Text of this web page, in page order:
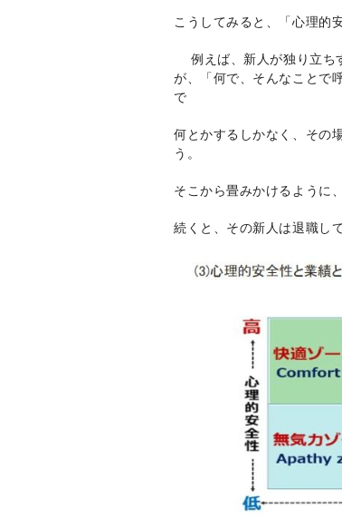
こうしてみると、「心理的
例えば、新人が独り立ち
が、「何で、そんなことで
で
何とかするしかなく、その
う。
そこから畳みかけるように
続くと、その新人は退職し